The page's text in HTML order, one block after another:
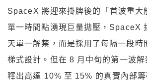
SpaceX 將迎來掛牌後的「首波重大
單一時間點湧現巨量拋壓，SpaceX
天單一解禁，而是採用了每隔一段時
梯式設計。但在 8 月中旬的第一波
釋出高達 10% 至 15% 的真實內部